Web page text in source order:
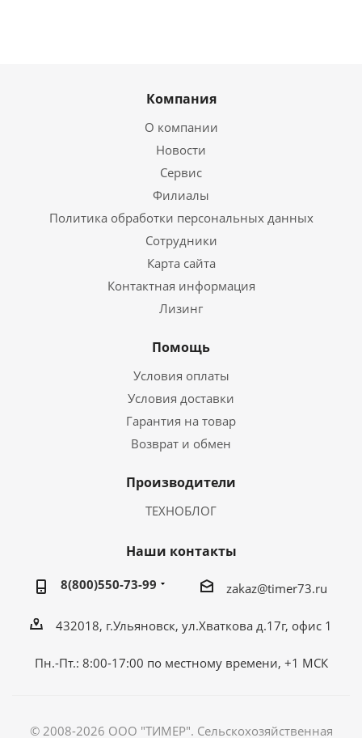
Компания
О компании
Новости
Сервис
Филиалы
Политика обработки персональных данных
Сотрудники
Карта сайта
Контактная информация
Лизинг
Помощь
Условия оплаты
Условия доставки
Гарантия на товар
Возврат и обмен
Производители
ТЕХНОБЛОГ
Наши контакты
8(800)550-73-99 zakaz@timer73.ru
432018, г.Ульяновск, ул.Хваткова д.17г, офис 1
Пн.-Пт.: 8:00-17:00 по местному времени, +1 МСК
© 2008-2026 ООО "ТИМЕР". Сельскохозяйственная